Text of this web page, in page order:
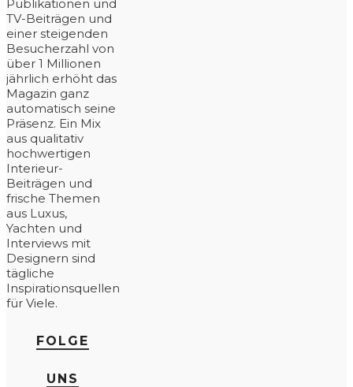
Publikationen und
TV-Beiträgen und
einer steigenden
Besucherzahl von
über 1 Millionen
jährlich erhöht das
Magazin ganz
automatisch seine
Präsenz. Ein Mix
aus qualitativ
hochwertigen
Interieur-
Beiträgen und
frische Themen
aus Luxus,
Yachten und
Interviews mit
Designern sind
tägliche
Inspirationsquellen
für Viele.
FOLGE
UNS